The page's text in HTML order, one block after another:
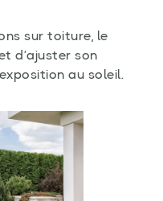
sur toiture, le
d’ajuster son
au soleil.